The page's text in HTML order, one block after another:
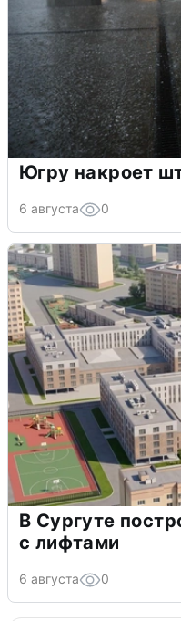
Югру накроет
6 августа 0
В Сургуте
с лифтами
6 августа 0